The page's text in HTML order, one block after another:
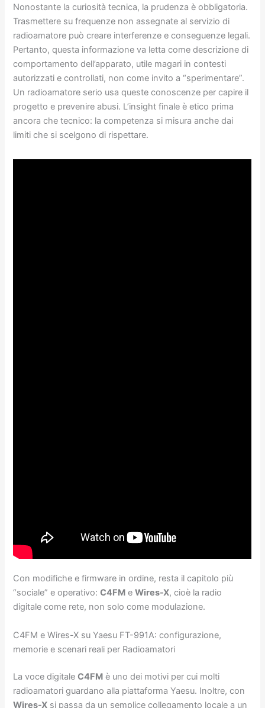
Nonostante la curiosità tecnica, la prudenza è obbligatoria.
Trasmettere su frequenze non assegnate al servizio di
radioamatore può creare interferenze e conseguenze legali.
Pertanto, questa informazione va letta come descrizione di
comportamento dell’apparato, utile magari in contesti
autorizzati e controllati, non come invito a “sperimentare”.
Un radioamatore serio usa queste conoscenze per capire il
progetto e prevenire abusi. L’insight finale è etico prima
ancora che tecnico: la competenza si misura anche dai
limiti che si scelgono di rispettare.
Con modifiche e firmware in ordine, resta il capitolo più
“sociale” e operativo:C4FM eWires-X, cioè la radio
digitale come rete, non solo come modulazione.
C4FM e Wires-X su Yaesu FT-991A: configurazione,
memorie e scenari reali per Radioamatori
La voce digitaleC4FM è uno dei motivi per cui molti
radioamatori guardano alla piattaforma Yaesu. Inoltre, con
Wires-X si passa da un semplice collegamento locale a un